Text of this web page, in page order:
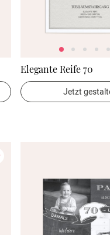
Elegante Reife 70
Jetzt